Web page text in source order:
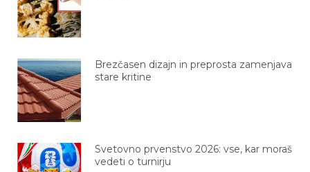
Brezčasen dizajn in preprosta zamenjava
stare kritine
Svetovno prvenstvo 2026: vse, kar moraš
vedeti o turnirju